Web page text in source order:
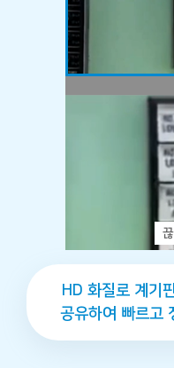
HD 화질로 계기
공유하여 빠르고